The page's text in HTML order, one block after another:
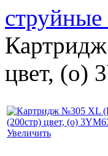
цвет, (о)
Увеличить